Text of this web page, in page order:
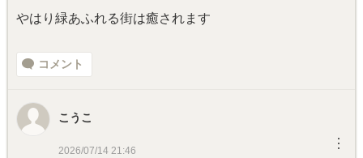
やはり緑あふれる街は癒されます
コメント
こうこ
2026/07/14 21:46 ︙